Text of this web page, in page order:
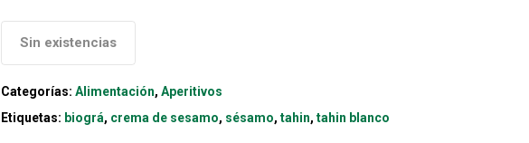
Sin existencias
Categorías:Alimentación,Aperitivos
Etiquetas: biográ, crema de sesamo, sésamo,tahin,tahin blanco